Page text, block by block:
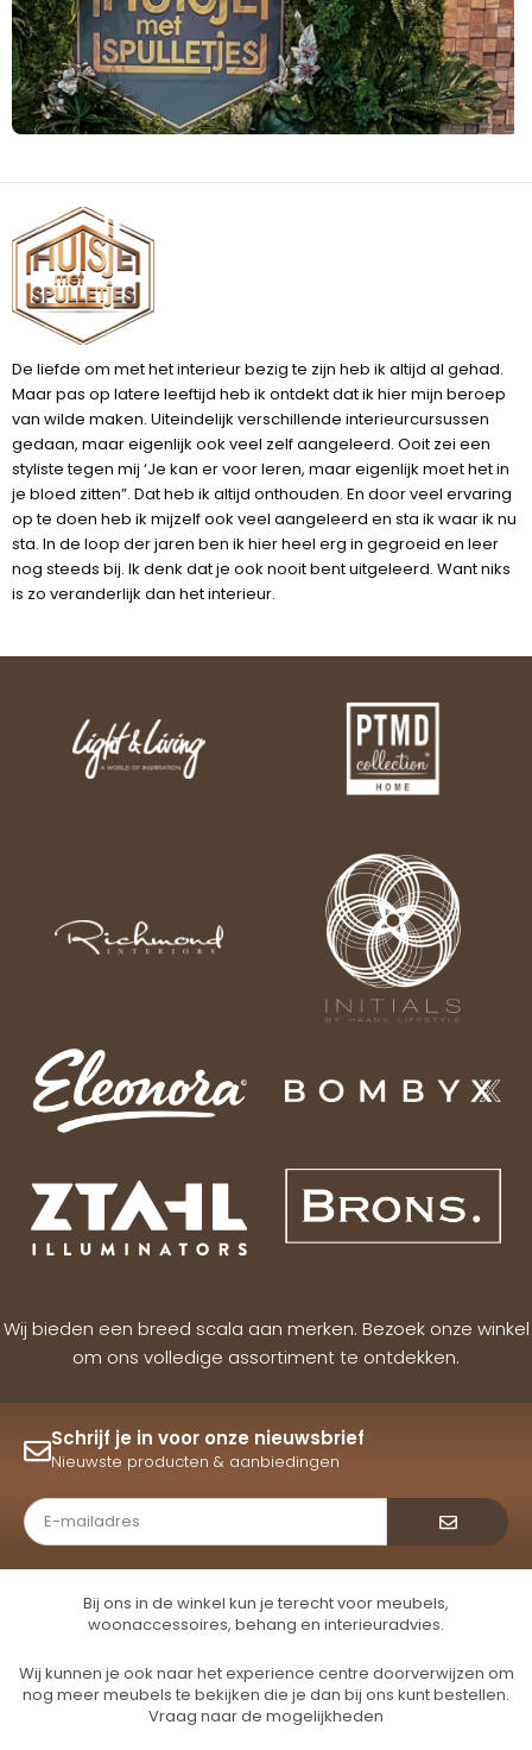
De liefde om met het interieur bezig te zijn heb ik altijd al gehad.
Maar pas op latere leeftijd heb ik ontdekt dat ik hier mijn beroep
van wilde maken. Uiteindelijk verschillende interieurcursussen
gedaan, maar eigenlijk ook veel zelf aangeleerd. Ooit zei een
styliste tegen mij ‘Je kan er voor leren, maar eigenlijk moet het in
je bloed zitten”. Dat heb ik altijd onthouden. En door veel ervaring
op te doen heb ik mijzelf ook veel aangeleerd en sta ik waar ik nu
sta. In de loop der jaren ben ik hier heel erg in gegroeid en leer
nog steeds bij. Ik denk dat je ook nooit bent uitgeleerd. Want niks
is zo veranderlijk dan het interieur.
Wij bieden een breed scala aan merken. Bezoek onze winkel
om ons volledige assortiment te ontdekken.
Schrijf je in voor onze nieuwsbrief
Nieuwste producten & aanbiedingen
Bij ons in de winkel kun je terecht voor meubels,
woonaccessoires, behang en interieuradvies.
Wij kunnen je ook naar het experience centre doorverwijzen om
nog meer meubels te bekijken die je dan bij ons kunt bestellen.
Vraag naar de mogelijkheden